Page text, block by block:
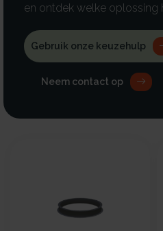
en ontdek welke oplossing
Gebruik onze keuzehulp
Neem contact op